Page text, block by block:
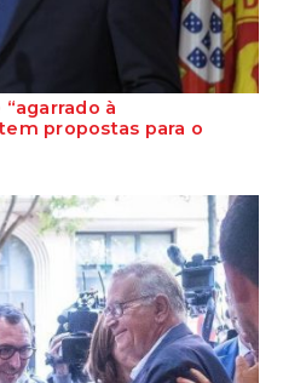
à
propostas para o
&...